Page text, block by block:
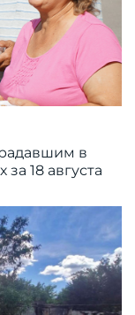
в
18 августа